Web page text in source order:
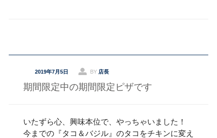
2019年7月5日 BY 店長
期間限定中の期間限定ピザです
いたずら心、興味本位で、やっちゃいました！
今までの『タコ＆バジル』のタコをチキンに変え